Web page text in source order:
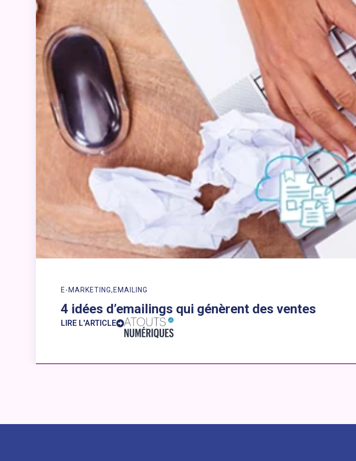
E-MARKETING EMAILING
4 idées d’emailings qui génèrent des ventes
LIRE L'ARTICLE